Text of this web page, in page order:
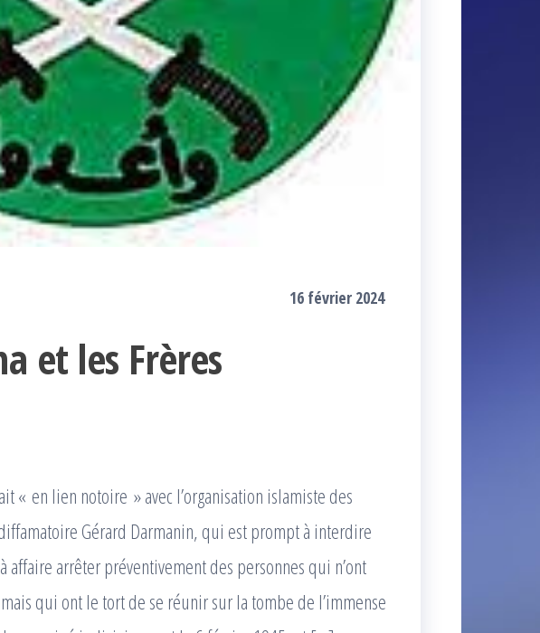
16 février 2024
et les Frères
« en lien notoire » avec l’organisation islamiste des
Gérard Darmanin, qui est prompt à interdire
arrêter préventivement des personnes qui n’ont
qui ont le tort de se réunir sur la tombe de l’immense